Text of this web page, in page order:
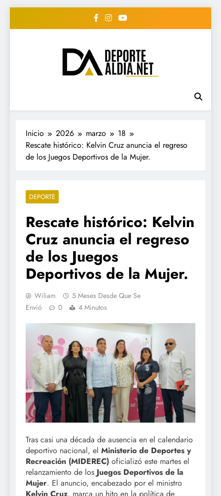
• DEPORTE AL DIA •
"Periodico Deportivo
Digital"
#deportealdiard #deportealdiaperiodico
Inicio 2026 marzo
18
Rescate histórico: Kelvin Cruz anuncia el regreso
de los Juegos Deportivos de la Mujer.
DEPORTE
Rescate histórico: Kelvin
Cruz anuncia el regreso
de los Juegos
Deportivos de la Mujer.
Wiliam
5 Meses Desde Que Se
Envió
0 4 Minutos
Tras casi una década de ausencia en el calendario
deportivo nacional, el Ministerio de Deportes y
Recreación (MIDEREC) oficializó este martes el
relanzamiento de los Juegos Deportivos de la
Mujer. El anuncio, encabezado por el ministro
Kelvin Cruz, marca un hito en la política de